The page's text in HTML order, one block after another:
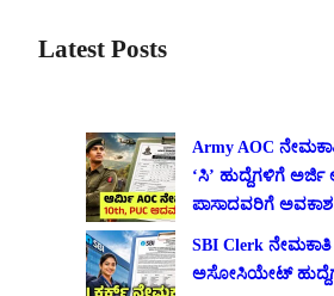
Latest Posts
Army AOC
‘ಸಿ’ ಹುದ್ದೆಗಳಿಗೆ ಅರ್ಜಿ
ಪಾಸಾದವರಿಗೆ ಅವಕಾಶ
SBI Clerk
ಅಸೋಸಿಯೇಟ್